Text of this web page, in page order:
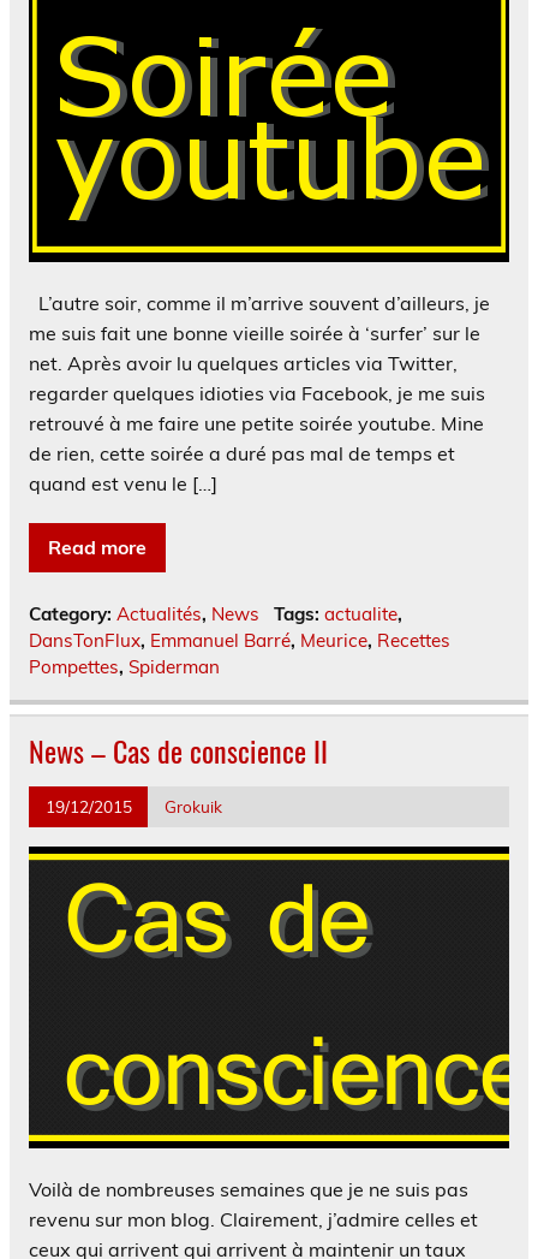
L’autre soir, comme il m’arrive souvent d’ailleurs, je
me suis fait une bonne vieille soirée à ‘surfer’ sur le
net. Après avoir lu quelques articles via Twitter,
regarder quelques idioties via Facebook, je me suis
retrouvé à me faire une petite soirée youtube. Mine
de rien, cette soirée a duré pas mal de temps et
quand est venu le […]
Read more
Category: Actualités, News Tags: actualite,
DansTonFlux, Emmanuel Barré, Meurice, Recettes
Pompettes, Spiderman
News – Cas de conscience II
19/12/2015 Grokuik
Voilà de nombreuses semaines que je ne suis pas
revenu sur mon blog. Clairement, j’admire celles et
ceux qui arrivent qui arrivent à maintenir un taux